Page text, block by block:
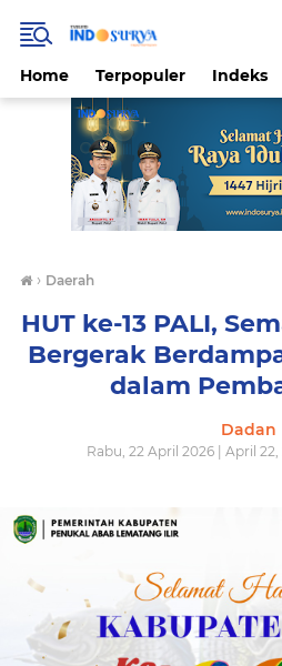
Home Terpopuler Indeks
› Daerah
HUT ke-13 PALI,
Bergerak
dalam
Dadan
Rabu, 22 April 2026 | April 22,